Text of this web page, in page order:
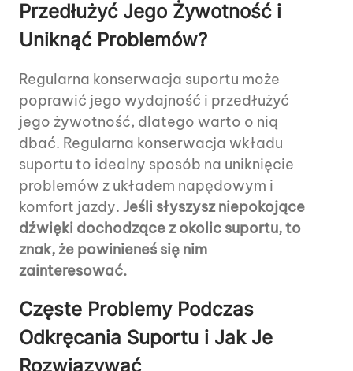
Przedłużyć Jego Żywotność i
Uniknąć Problemów?
Regularna konserwacja suportu może
poprawić jego wydajność i przedłużyć
jego żywotność, dlatego warto o nią
dbać. Regularna konserwacja wkładu
suportu to idealny sposób na uniknięcie
problemów z układem napędowym i
komfort jazdy. Jeśli słyszysz niepokojące
dźwięki dochodzące z okolic suportu, to
znak, że powinieneś się nim
zainteresować.
Częste Problemy Podczas
Odkręcania Suportu i Jak Je
Rozwiązywać